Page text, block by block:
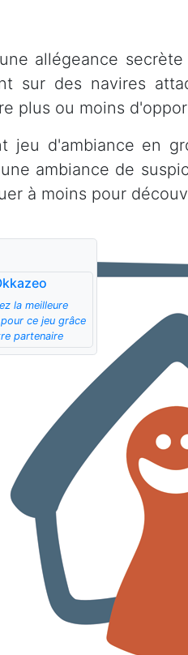
allégeance
sur des navires
plus ou moins
jeu d'ambiance en
ambiance de
à moins pour
la meilleure
ce jeu grâce
partenaire